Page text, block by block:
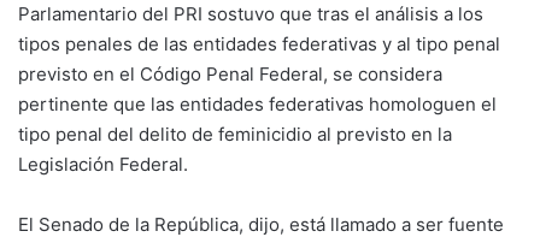
Parlamentario del PRI sostuvo que tras el análisis a los
tipos penales de las entidades federativas y al tipo penal
previsto en el Código Penal Federal, se considera
pertinente que las entidades federativas homologuen el
tipo penal del delito de feminicidio al previsto en la
Legislación Federal.
El Senado de la República, dijo, está llamado a ser fuente